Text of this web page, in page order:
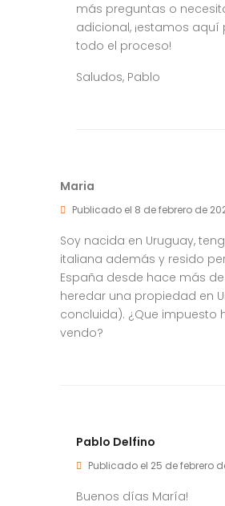
más preguntas o
adicional, ¡estamos
todo el proceso!
Saludos, Pablo
Maria
Publicado el 8 de febrero de
Soy nacida en Uruguay,
italiana además y resido
España desde hace más
heredar una propiedad en
concluida). ¿Que impuesto
vendo?
Pablo Delfino
Publicado el 25 de febrero
Buenos días María!